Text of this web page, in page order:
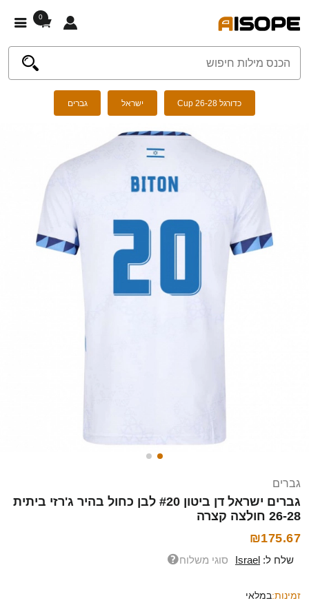
0
כדורגל Cup 26-28 ישראל גברים
גברים
גברים ישראל דן ביטון #20 לבן כחול בהיר ג'רזי ביתית
26-28 חולצה קצרה
₪175.67
שלח ל: Israel סוגי משלוח
זמינות:במלאי